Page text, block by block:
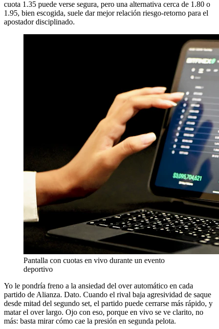
cuota 1.35 puede verse segura, pero una alternativa cerca de 1.80 o
1.95, bien escogida, suele dar mejor relación riesgo-retorno para el
apostador disciplinado.
Pantalla con cuotas en vivo durante un evento
deportivo
Yo le pondría freno a la ansiedad del over automático en cada
partido de Alianza. Dato. Cuando el rival baja agresividad de saque
desde mitad del segundo set, el partido puede cerrarse más rápido, y
matar el over largo. Ojo con eso, porque en vivo se ve clarito, no
más: basta mirar cómo cae la presión en segunda pelota.